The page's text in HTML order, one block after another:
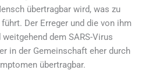
übertragbar wird, was zu
Der Erreger und die von ihm
dem SARS-Virus
in der Gemeinschaft eher durch
übertragbar.